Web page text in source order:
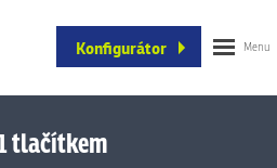
Konfigurátor
tlačítkem